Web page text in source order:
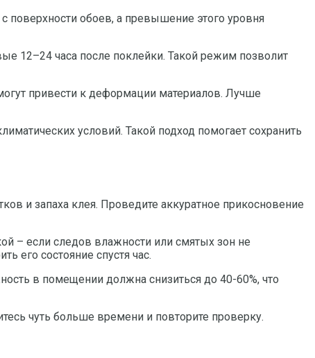
поверхности обоев, а превышение этого уровня
12–24 часа после поклейки. Такой режим позволит
привести к деформации материалов. Лучше
условий. Такой подход помогает сохранить
и запаха клея. Проведите аккуратное прикосновение
– если следов влажности или смятых зон не
его состояние спустя час.
в помещении должна снизиться до 40-60%, что
чуть больше времени и повторите проверку.